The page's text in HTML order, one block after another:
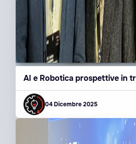
AI e Robotica prospettive in
04 Dicembre 2025